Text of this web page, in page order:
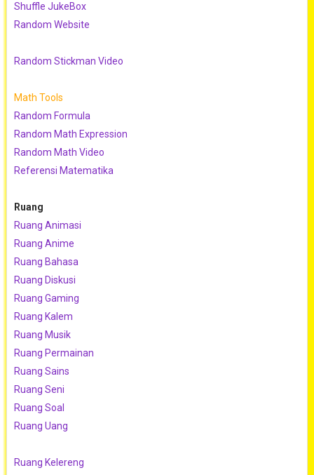
Shuffle JukeBox
Random Website
Random Stickman Video
Math Tools
Random Formula
Random Math Expression
Random Math Video
Referensi Matematika
Ruang
Ruang Animasi
Ruang Anime
Ruang Bahasa
Ruang Diskusi
Ruang Gaming
Ruang Kalem
Ruang Musik
Ruang Permainan
Ruang Sains
Ruang Seni
Ruang Soal
Ruang Uang
Ruang Kelereng